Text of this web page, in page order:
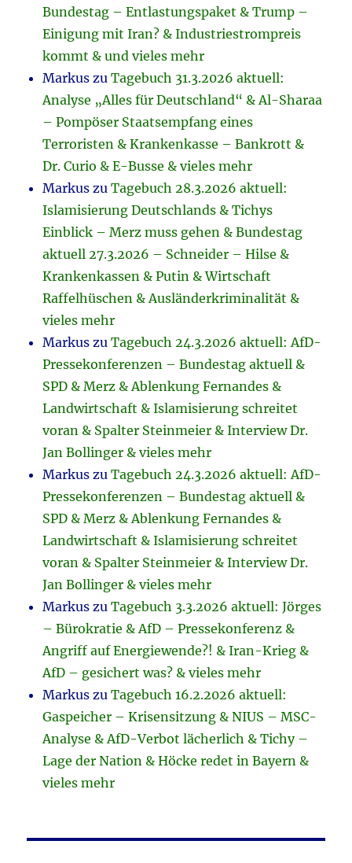
Bundestag – Entlastungspaket & Trump –
Einigung mit Iran? & Industriestrompreis
kommt & und vieles mehr
Markus zuTagebuch 31.3.2026 aktuell:
Analyse „Alles für Deutschland“ & Al-Sharaa
– Pompöser Staatsempfang eines
Terroristen & Krankenkasse – Bankrott &
Dr. Curio & E-Busse & vieles mehr
Markus zuTagebuch 28.3.2026 aktuell:
Islamisierung Deutschlands & Tichys
Einblick – Merz muss gehen & Bundestag
aktuell 27.3.2026 – Schneider – Hilse &
Krankenkassen & Putin & Wirtschaft
Raffelhüschen & Ausländerkriminalität &
vieles mehr
Markus zuTagebuch 24.3.2026 aktuell: AfD-
Pressekonferenzen – Bundestag aktuell &
SPD & Merz & Ablenkung Fernandes &
Landwirtschaft & Islamisierung schreitet
voran & Spalter Steinmeier & Interview Dr.
Jan Bollinger & vieles mehr
Markus zuTagebuch 24.3.2026 aktuell: AfD-
Pressekonferenzen – Bundestag aktuell &
SPD & Merz & Ablenkung Fernandes &
Landwirtschaft & Islamisierung schreitet
voran & Spalter Steinmeier & Interview Dr.
Jan Bollinger & vieles mehr
Markus zuTagebuch 3.3.2026 aktuell: Jörges
– Bürokratie & AfD – Pressekonferenz &
Angriff auf Energiewende?! & Iran-Krieg &
AfD – gesichert was? & vieles mehr
Markus zuTagebuch 16.2.2026 aktuell:
Gaspeicher – Krisensitzung & NIUS – MSC-
Analyse & AfD-Verbot lächerlich & Tichy –
Lage der Nation & Höcke redet in Bayern &
vieles mehr